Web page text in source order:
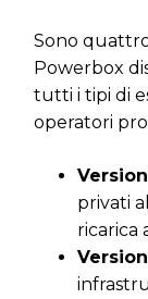
Sono
Powerbox
tutti i tipi di
operatori
privati
ricarica